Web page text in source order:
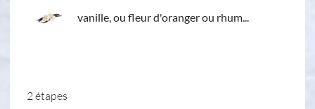
vanille, ou fleur d'oranger ou rhum...
2 étapes